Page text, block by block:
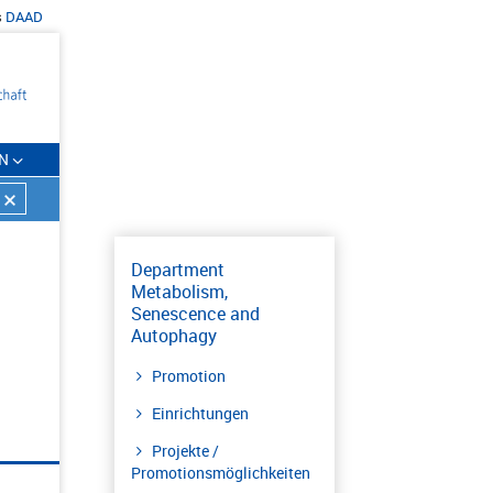
DAAD
Department
Metabolism,
Senescence and
Autophagy
Promotion
Einrichtungen
Projekte /
Promotionsmöglichkeiten